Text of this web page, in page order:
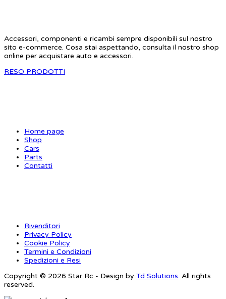
Accessori, componenti e ricambi sempre disponibili sul nostro
sito e-commerce. Cosa stai aspettando, consulta il nostro shop
online per acquistare auto e accessori.
RESO PRODOTTI
Home page
Shop
Cars
Parts
Contatti
Rivenditori
Privacy Policy
Cookie Policy
Termini e Condizioni
Spedizioni e Resi
Copyright © 2026 Star Rc - Design by Td Solutions. All rights
reserved.